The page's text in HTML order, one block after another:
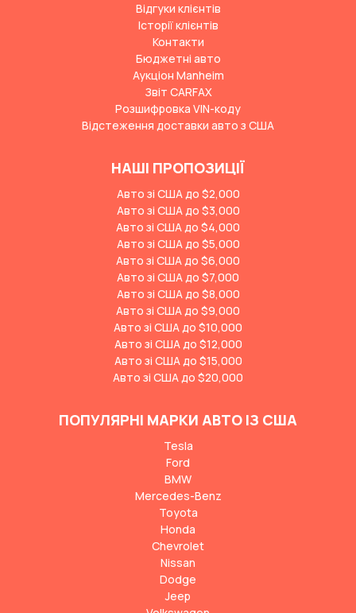
Відгуки клієнтів
Історії клієнтів
Контакти
Бюджетні авто
Аукціон Manheim
Звіт CARFAX
Розшифровка VIN-коду
Відстеження доставки авто з США
НАШІ ПРОПОЗИЦІЇ
Авто зі США до $2,000
Авто зі США до $3,000
Авто зі США до $4,000
Авто зі США до $5,000
Авто зі США до $6,000
Авто зі США до $7,000
Авто зі США до $8,000
Авто зі США до $9,000
Авто зі США до $10,000
Авто зі США до $12,000
Авто зі США до $15,000
Авто зі США до $20,000
ПОПУЛЯРНІ МАРКИ АВТО ІЗ США
Tesla
Ford
BMW
Mercedes-Benz
Toyota
Honda
Chevrolet
Nissan
Dodge
Jeep